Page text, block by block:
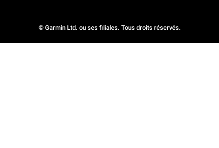
© Garmin Ltd. ou ses filiales. Tous droits réservés.